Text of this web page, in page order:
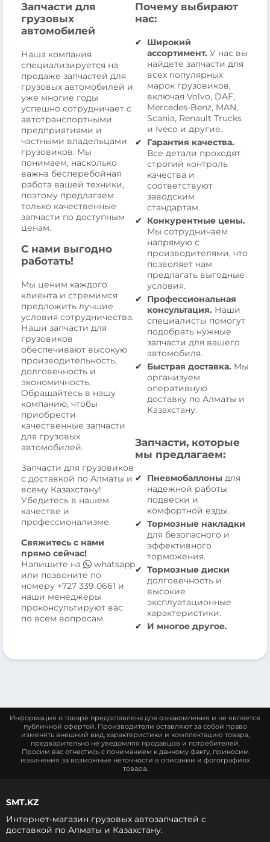
Запчасти для
грузовых
автомобилей
Наша компания
специализируется на
продаже запчастей для
грузовых автомобилей и
уже многие годы
успешно сотрудничает с
автотранспортными
предприятиями и
частными владельцами
грузовиков. Мы
понимаем, насколько
важна бесперебойная
работа вашей техники,
поэтому предлагаем
только качественные
запчасти по доступным
ценам.
С нами выгодно
работать!
Мы ценим каждого
клиента и стремимся
предложить лучшие
условия сотрудничества.
Наши запчасти для
грузовиков
обеспечивают высокую
производительность,
долговечность и
экономичность.
Обращайтесь в нашу
компанию, чтобы
приобрести
качественные запчасти
для грузовых
автомобилей.
Запчасти для грузовиков
с доставкой по Алматы и
всему Казахстану!
Убедитесь в нашем
качестве и
профессионализме.
Свяжитесь с нами
прямо сейчас!
Напишите на
whatsapp
или позвоните по
номеру +727 339 0661 и
наши менеджеры
проконсультируют вас
по всем вопросам.
Почему выбирают
нас:
Широкий
ассортимент. У нас вы
найдете запчасти для
всех популярных
марок грузовиков,
включая Volvo, DAF,
Mercedes-Benz, MAN,
Scania, Renault Trucks
и Iveco и другие.
Гарантия качества.
Все детали проходят
строгий контроль
качества и
соответствуют
заводским
стандартам.
Конкурентные цены.
Мы сотрудничаем
напрямую с
производителями, что
позволяет нам
предлагать выгодные
условия.
Профессиональная
консультация. Наши
специалисты помогут
подобрать нужные
запчасти для вашего
автомобиля.
Быстрая доставка. Мы
организуем
оперативную
доставку по Алматы и
Казахстану.
Запчасти, которые
мы предлагаем:
Пневмобаллоны для
надежной работы
подвески и
комфортной езды.
Тормозные накладки
для безопасного и
эффективного
торможения.
Тормозные диски
долговечность и
высокие
эксплуатационные
характеристики.
И многое другое.
Информация о товаре предоставлена для ознакомления и не является
публичной офертой. Производители оставляют за собой право
изменять внешний вид, характеристики и комплектацию товара,
предварительно не уведомляя продавцов и потребителей.
Просим вас отнестись с пониманием к данному факту, приносим
извинения за возможные неточности в описании и фотографиях
товара.
SMT.KZ
Интернет-магазин грузовых автозапчастей c
доставкой по Алматы и Казахстану.